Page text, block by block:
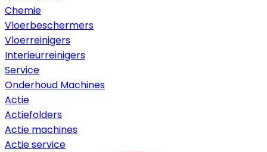
Chemie
Vloerbeschermers
Vloerreinigers
Interieurreinigers
Service
Onderhoud Machines
Actie
Actiefolders
Actie machines
Actie service